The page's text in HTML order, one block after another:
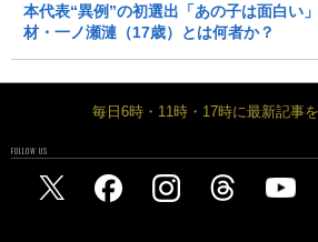
本代表“異例”の初選出「あの子は面白い
材・一ノ瀬漣（17歳）とは何者か？
毎日6時・11時・17時に最新記事
FOLLOW US